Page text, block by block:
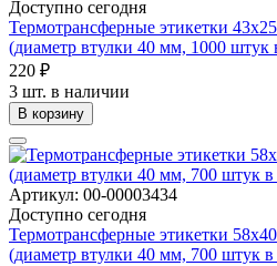
Доступно сегодня
Термотрансферные этикетки
(диаметр втулки 40 мм, 1000 штук
220 ₽
3 шт. в наличии
В корзину
Артикул: 00-00003434
Доступно сегодня
Термотрансферные этикетки
(диаметр втулки 40 мм, 700 штук в